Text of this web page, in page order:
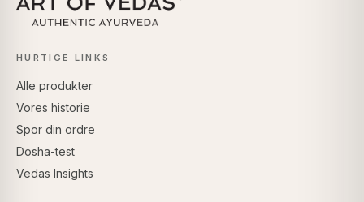
HURTIGE LINKS
Alle produkter
Vores historie
Spor din ordre
Dosha-test
Vedas Insights